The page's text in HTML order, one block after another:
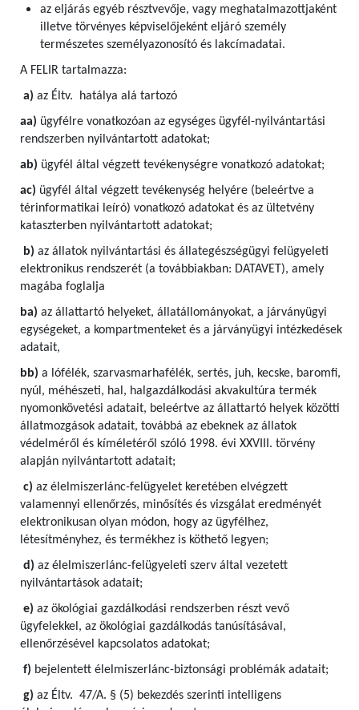
az eljárás egyéb résztvevője, vagy meghatalmazottjaként
illetve törvényes képviselőjeként eljáró személy
természetes személyazonosító és lakcímadatai.
A FELIR tartalmazza:
a) az Éltv. hatálya alá tartozó
aa) ügyfélre vonatkozóan az egységes ügyfél-nyilvántartási
rendszerben nyilvántartott adatokat;
ab) ügyfél által végzett tevékenységre vonatkozó adatokat;
ac) ügyfél által végzett tevékenység helyére (beleértve a
térinformatikai leíró) vonatkozó adatokat és az ültetvény
kataszterben nyilvántartott adatokat;
b) az állatok nyilvántartási és állategészségügyi felügyeleti
elektronikus rendszerét (a továbbiakban: DATAVET), amely
magába foglalja
ba) az állattartó helyeket, állatállományokat, a járványügyi
egységeket, a kompartmenteket és a járványügyi intézkedések
adatait,
bb) a lófélék, szarvasmarhafélék, sertés, juh, kecske, baromfi,
nyúl, méhészeti, hal, halgazdálkodási akvakultúra termék
nyomonkövetési adatait, beleértve az állattartó helyek közötti
állatmozgások adatait, továbbá az ebeknek az állatok
védelméről és kíméletéről szóló 1998. évi XXVIII. törvény
alapján nyilvántartott adatait;
c) az élelmiszerlánc-felügyelet keretében elvégzett
valamennyi ellenőrzés, minősítés és vizsgálat eredményét
elektronikusan olyan módon, hogy az ügyfélhez,
létesítményhez, és termékhez is köthető legyen;
d) az élelmiszerlánc-felügyeleti szerv által vezetett
nyilvántartások adatait;
e) az ökológiai gazdálkodási rendszerben részt vevő
ügyfelekkel, az ökológiai gazdálkodás tanúsításával,
ellenőrzésével kapcsolatos adatokat;
f) bejelentett élelmiszerlánc-biztonsági problémák adatait;
g) az Éltv. 47/A. § (5) bekezdés szerinti intelligens